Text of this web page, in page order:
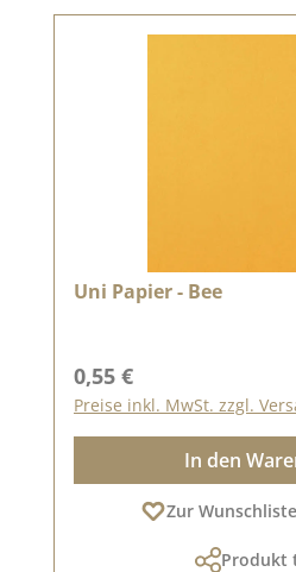
Uni Papier - Bee
Regulärer Preis:
0,55 €
Preise inkl. MwSt. zzgl.
In den
Zur
Produkt